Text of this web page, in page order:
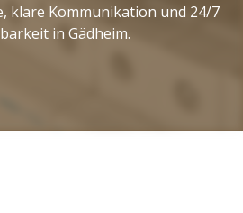
klare Kommunikation und 24/7
in Gädheim.